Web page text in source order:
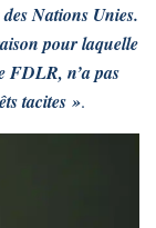
Nations Unies.
pour laquelle
FDLR, n’a pas
tacites ».